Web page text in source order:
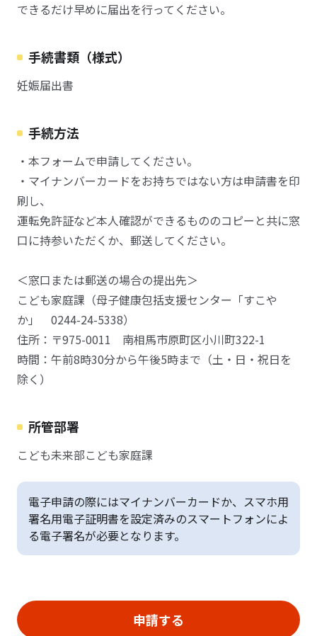
できるだけ早めに届出を行ってください。
手続書類（様式）
妊娠届出書
手続方法
・本フォームで申請してください。
・マイナンバーカードをお持ちではない方は申請書を印
刷し、
運転免許証など本人確認ができるもののコピーと共に窓
口に持参いただくか、郵送してください。
＜窓口または郵送の場合の提出先＞
こども家庭課（母子健康包括支援センター「すこや
か」 0244-24-5338）
住所：〒975-0011 南相馬市原町区小川町322-1
時間：午前8時30分から午後5時まで（土・日・祝日を
除く）
所管部署
こども未来部こども家庭課
電子申請の際にはマイナンバーカードか、スマホ用
署名用電子証明書を設定済みのスマートフォンによ
る電子署名が必要となります。